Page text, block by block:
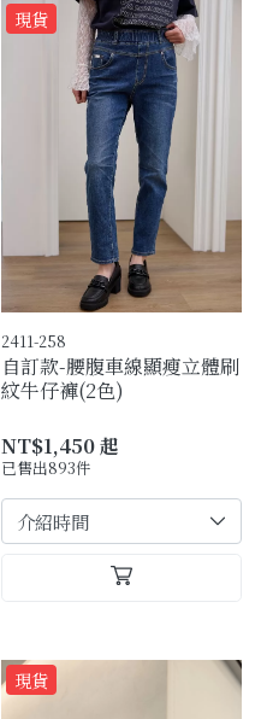
現貨
2411-258
自訂款-腰腹車線顯瘦立體刷
紋牛仔褲(2色)
NT$1,450 起
已售出893件
現貨